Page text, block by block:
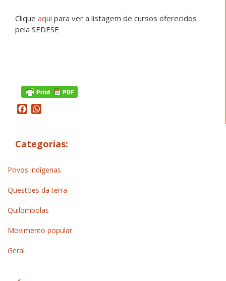
Clique aqui para ver a listagem de cursos oferecidos
pela SEDESE
Facebook
Categorias:
Povos indígenas
Questões da terra
Quilombolas
Movimento popular
Geral